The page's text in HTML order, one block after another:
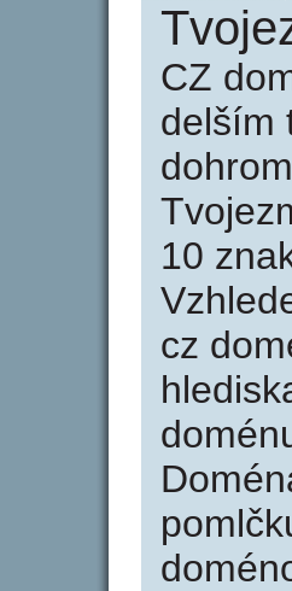
CZ
delším
10
cz